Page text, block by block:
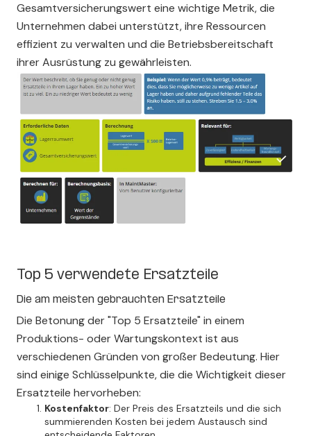
Gesamtversicherungswert eine wichtige Metrik, die
Unternehmen dabei unterstützt, ihre Ressourcen
effizient zu verwalten und die Betriebsbereitschaft
ihrer Ausrüstung zu gewährleisten.
Top 5 verwendete Ersatzteile
Die am meisten gebrauchten Ersatzteile
Die Betonung der "Top 5 Ersatzteile" in einem
Produktions- oder Wartungskontext ist aus
verschiedenen Gründen von großer Bedeutung. Hier
sind einige Schlüsselpunkte, die die Wichtigkeit dieser
Ersatzteile hervorheben:
Kostenfaktor: Der Preis des Ersatzteils und die sich
summierenden Kosten bei jedem Austausch sind